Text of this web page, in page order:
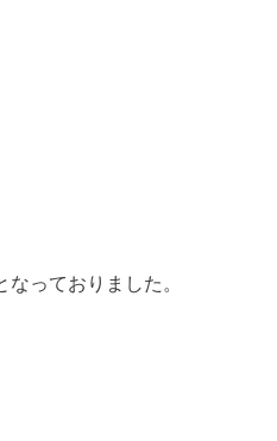
っておりました。